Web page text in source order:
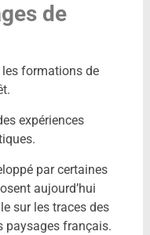
de
formations de
expériences
par certaines
aujourd’hui
sur les traces des
paysages français.